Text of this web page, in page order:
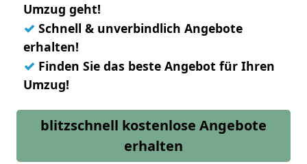
Umzug geht!
✓ Schnell & unverbindlich Angebote
erhalten!
✓ Finden Sie das beste Angebot für Ihren
Umzug!
blitzschnell kostenlose Angebote
erhalten